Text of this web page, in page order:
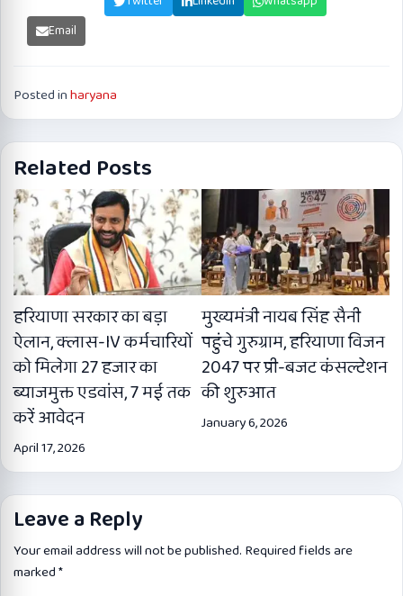
Email
Posted inharyana
Related Posts
हरियाणा सरकार का बड़ा
ऐलान, क्लास-IV कर्मचारियों
को मिलेगा 27 हजार का
ब्याजमुक्त एडवांस, 7 मई तक
करें आवेदन
April 17, 2026
मुख्यमंत्री नायब सिंह सैनी
पहुंचे गुरुग्राम, हरियाणा विजन
2047 पर प्री-बजट कंसल्टेशन
की शुरुआत
January 6, 2026
Leave a Reply
Your email address will not be published. Required fields are
marked*